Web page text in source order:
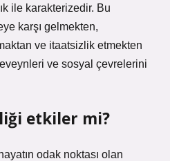
ile karakterizedir. Bu
karşı gelmekten,
ve itaatsizlik etmekten
ve sosyal çevrelerini
etkiler mi?
odak noktası olan